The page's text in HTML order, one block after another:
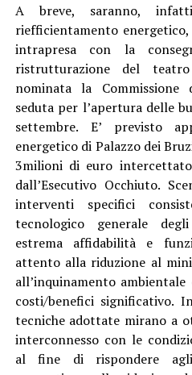
A breve, saranno,
riefficientamento energetico,
intrapresa con la
ristrutturazione del
nominata la
seduta per l’apertura delle
settembre. E’ previsto
energetico di Palazzo dei
3milioni di euro
dall’Esecutivo Occhiuto.
interventi specifici
tecnologico generale
estrema affidabilità e
attento alla riduzione al
all’inquinamento
costi/benefici significativo.
tecniche adottate mirano a
interconnesso con le
al fine di rispondere